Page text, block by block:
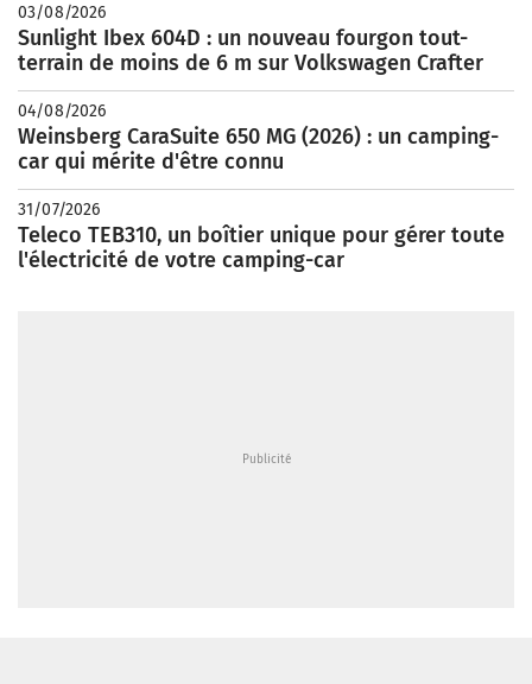
03/08/2026
Sunlight Ibex 604D : un nouveau fourgon tout-
terrain de moins de 6 m sur Volkswagen Crafter
04/08/2026
Weinsberg CaraSuite 650 MG (2026) : un camping-
car qui mérite d'être connu
31/07/2026
Teleco TEB310, un boîtier unique pour gérer toute
l'électricité de votre camping-car